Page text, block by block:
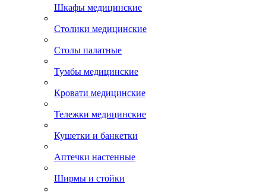
Шкафы медицинские
Столики медицинские
Столы палатные
Тумбы медицинские
Кровати медицинские
Тележки медицинские
Кушетки и банкетки
Аптечки настенные
Ширмы и стойки